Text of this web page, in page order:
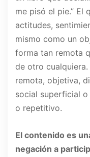
me pisó el pie.” El
actitudes,
mismo como un
forma tan remota
de otro
remota, objetiva,
social superficial
o repetitivo.
El contenido es
negación a